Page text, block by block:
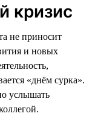
кризис
не приносит
и новых
«днём сурка».
услышать